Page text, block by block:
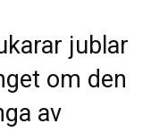
jublar
om den
av